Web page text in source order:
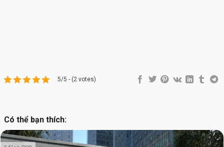
5/5 - (2 votes)
Có thể bạn thích: